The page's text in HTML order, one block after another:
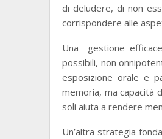
di deludere, di non
corrispondere alle
Una gestione
possibili, non
esposizione orale e
memoria, ma capacità
soli aiuta a rendere
Un’altra strategia